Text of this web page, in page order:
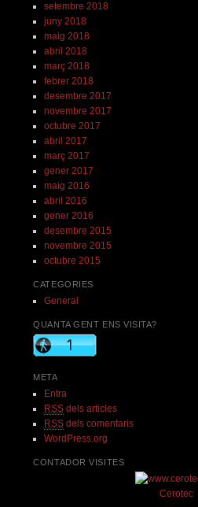
setembre 2018
juny 2018
maig 2018
abril 2018
març 2018
febrer 2018
desembre 2017
novembre 2017
octubre 2017
abril 2017
març 2017
gener 2017
maig 2016
abril 2016
gener 2016
desembre 2015
novembre 2015
octubre 2015
CATEGORIES
General
QUANTA GENT ENS VISITA?
META
Entra
RSSdels articles
RSSdels comentaris
WordPress.org
CONTADOR VISITES
Cerotec